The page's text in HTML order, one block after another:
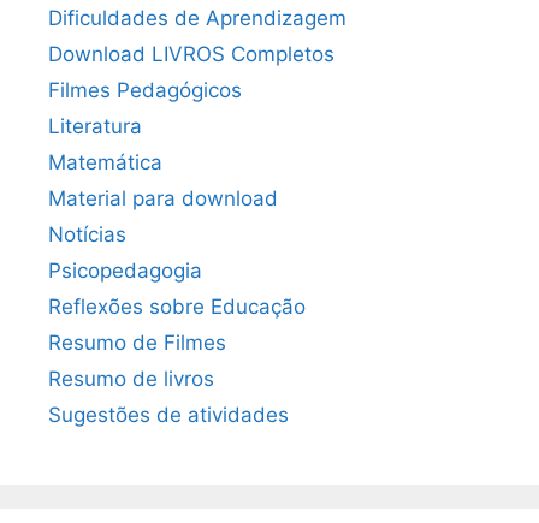
Dificuldades de Aprendizagem
Download LIVROS Completos
Filmes Pedagógicos
Literatura
Matemática
Material para download
Notícias
Psicopedagogia
Reflexões sobre Educação
Resumo de Filmes
Resumo de livros
Sugestões de atividades